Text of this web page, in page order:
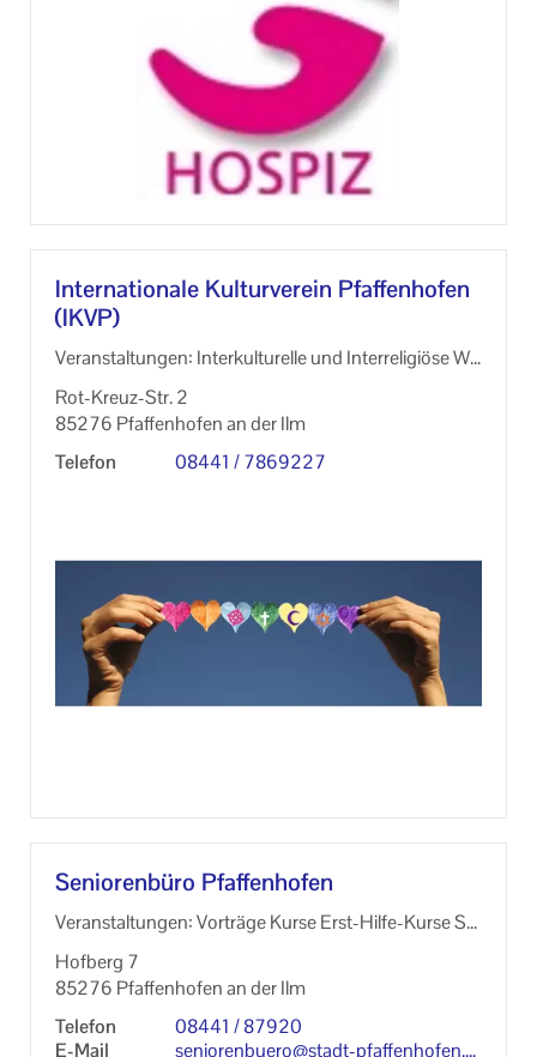
In­ter­na­tio­na­le Kul­tur­ver­ein Pfaf­fen­ho­fen
(IKVP)
Ver­an­stal­tun­gen: In­ter­kul­tu­rel­le und In­ter­re­li­giö­se W
Rot-​Kreuz-Str. 2
85276 Pfaf­fen­ho­fen an der Ilm
Te­le­fon
08441 / 7869227
Se­nio­ren­bü­ro Pfaf­fen­ho­fen
Ver­an­stal­tun­gen: Vor­trä­ge Kurse Erst-​Hilfe-Kurse St
u­di­en­fahr­ten / Aus­flü­ge Wie­der­keh­ren­de Ver­an­stal­t
un­gen ver­schie­dens­ter Art
Hof­berg 7
85276 Pfaf­fen­ho­fen an der Ilm
Te­le­fon
08441 / 87920
E-​Mail
se­nio­ren­buero@stadt-​pfaffenhofen.d